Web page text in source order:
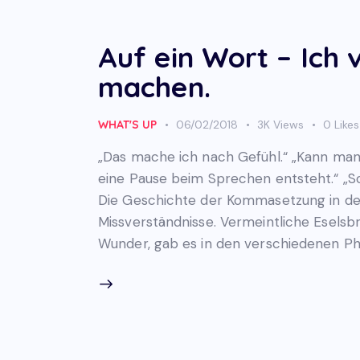
Auf ein Wort – Ich
machen.
WHAT'S UP 06/02/2018 3K Views 0 Likes
„Das mache ich nach Gefühl.“ „Kann
eine Pause beim Sprechen entsteht.“
Die Geschichte der Kommasetzung in
Missverständnisse. Vermeintliche
Wunder, gab es in den verschiedenen